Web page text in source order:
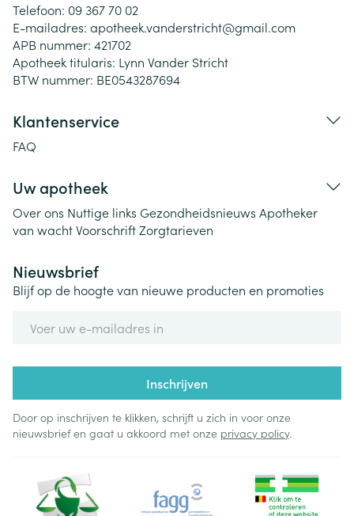
Telefoon: 09 367 70 02
E-mailadres: apotheek.vanderstricht@gmail.com
APB nummer: 421702
Apotheek titularis: Lynn Vander Stricht
BTW nummer: BE0543287694
Klantenservice
FAQ
Uw apotheek
Over ons Nuttige links Gezondheidsnieuws Apotheker
van wachtVoorschriftZorgtarieven
Nieuwsbrief
Blijf op de hoogte van nieuwe producten en promoties
Inschrijven
Door op inschrijven te klikken, schrijft u zich in voor onze
nieuwsbrief en gaat u akkoord met onze privacy policy.